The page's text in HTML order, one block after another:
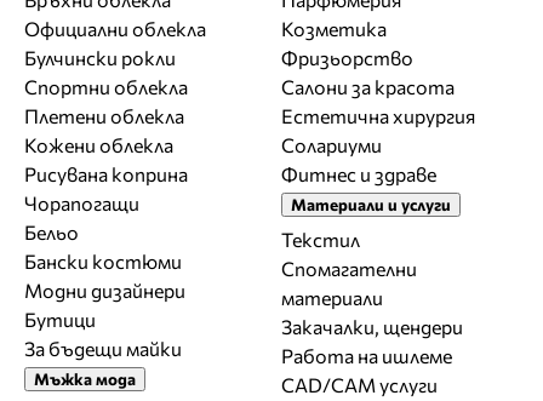
Официални облекла
Булчински рокли
Спортни облекла
Плетени облекла
Кожени облекла
Рисувана коприна
Чорапогащи
Бельо
Бански костюми
Модни дизайнери
Бутици
За бъдещи майки
Мъжка мода
Козметика
Фризьорство
Салони за красота
Естетична хирургия
Солариуми
Фитнес и здраве
Материали и услуги
Текстил
Спомагателни
материали
Закачалки, щендери
Работа на ишлеме
CAD/CAM услуги